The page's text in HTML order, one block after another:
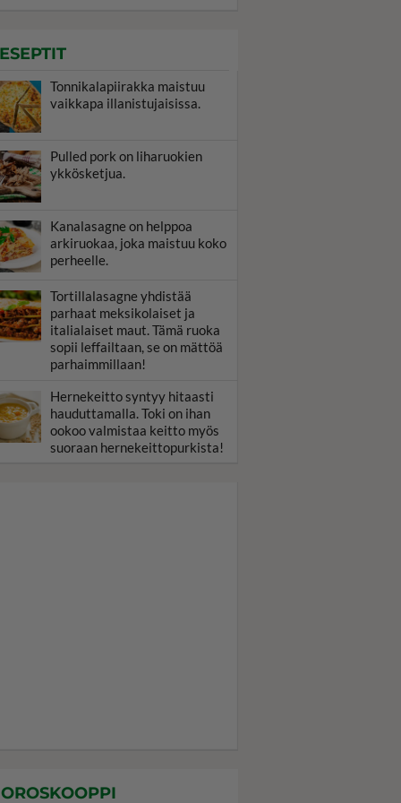
Tonnikalapiirakka maistuu
vaikkapa illanistujaisissa.
Pulled pork on liharuokien
ykkösketjua.
Kanalasagne on helppoa
arkiruokaa, joka maistuu koko
perheelle.
Tortillalasagne yhdistää
parhaat meksikolaiset ja
italialaiset maut. Tämä ruoka
sopii leffailtaan, se on mättöä
parhaimmillaan!
Hernekeitto syntyy hitaasti
hauduttamalla. Toki on ihan
ookoo valmistaa keitto myös
suoraan hernekeittopurkista!